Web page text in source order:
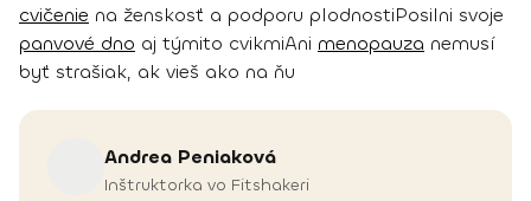
cvičenie na ženskosť a podporu plodnostiPosilni svoje
panvové dno aj týmito cvikmiAni menopauza nemusí
byť strašiak, ak vieš ako na ňu
Andrea Peniaková
Inštruktorka vo Fitshakeri